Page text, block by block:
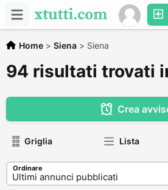
Home > Siena > Siena
94 risultati trovati
Crea
Griglia Lista
Ordinare